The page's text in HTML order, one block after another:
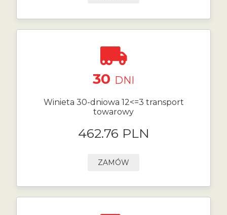
30 DNI
Winieta 30-dniowa 12<=3 transport
towarowy
462.76 PLN
ZAMÓW